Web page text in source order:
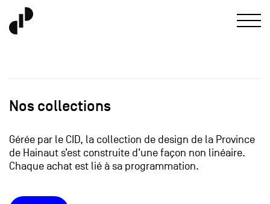
Nos collections
Gérée par le CID, la collection de design de la Province
de Hainaut s’est construite d’une façon non linéaire.
Chaque achat est lié à sa programmation.